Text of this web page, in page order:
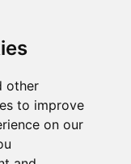
other
to improve
on our